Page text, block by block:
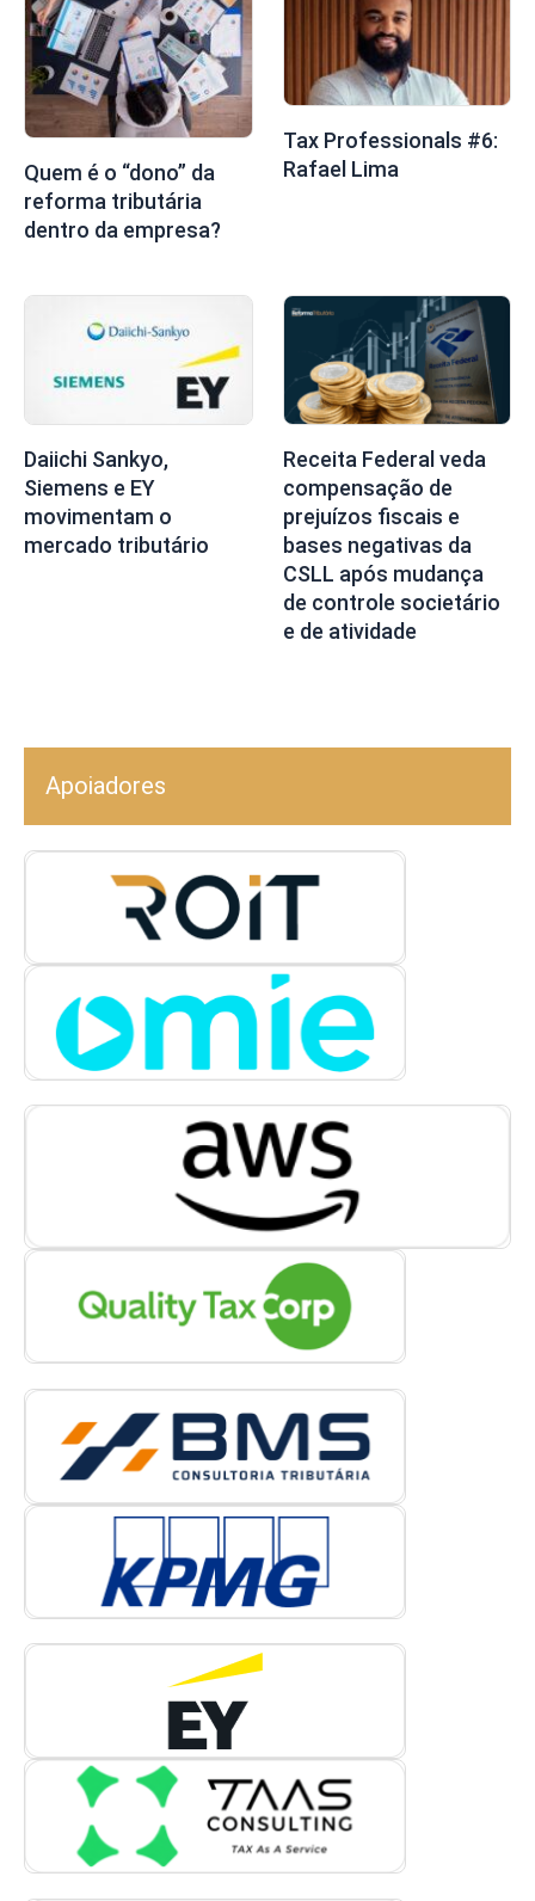
Quem é o “dono” da
reforma tributária
dentro da empresa?
Tax Professionals #6:
Rafael Lima
Daiichi Sankyo,
Siemens e EY
movimentam o
mercado tributário
Receita Federal veda
compensação de
prejuízos fiscais e
bases negativas da
CSLL após mudança
de controle societário
e de atividade
Apoiadores